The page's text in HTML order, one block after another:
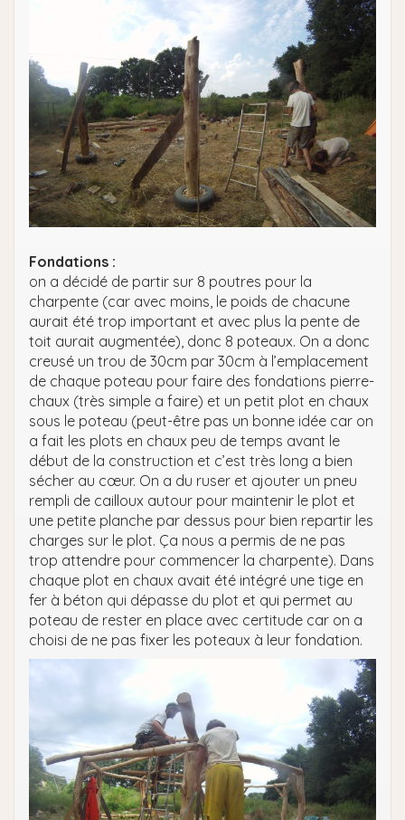
Fondations :
on a décidé de partir sur 8 poutres pour la
charpente (car avec moins, le poids de chacune
aurait été trop important et avec plus la pente de
toit aurait augmentée), donc 8 poteaux. On a donc
creusé un trou de 30cm par 30cm à l’emplacement
de chaque poteau pour faire des fondations pierre-
chaux (très simple a faire) et un petit plot en chaux
sous le poteau (peut-être pas un bonne idée car on
a fait les plots en chaux peu de temps avant le
début de la construction et c’est très long a bien
sécher au cœur. On a du ruser et ajouter un pneu
rempli de cailloux autour pour maintenir le plot et
une petite planche par dessus pour bien repartir les
charges sur le plot. Ça nous a permis de ne pas
trop attendre pour commencer la charpente). Dans
chaque plot en chaux avait été intégré une tige en
fer à béton qui dépasse du plot et qui permet au
poteau de rester en place avec certitude car on a
choisi de ne pas fixer les poteaux à leur fondation.